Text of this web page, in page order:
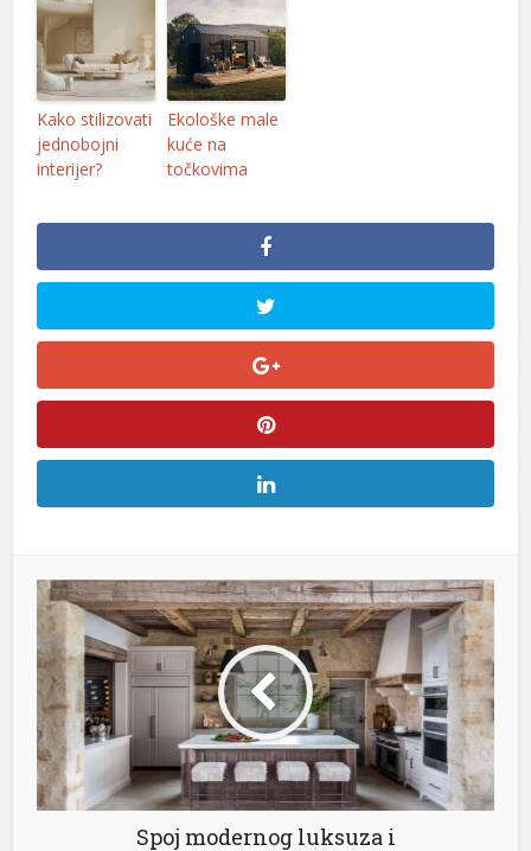
Kako stilizovati
jednobojni
interijer?
Ekološke male
kuće na
točkovima
Spoj modernog luksuza i